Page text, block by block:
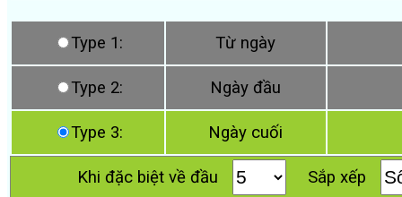
Type 1: Từ ngày
Type 2: Ngày đầu
Type 3: Ngày cuối
Khi đặc biệt về đầu Sắp xếp